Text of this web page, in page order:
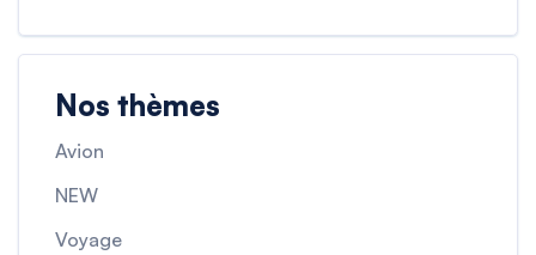
Nos thèmes
Avion
NEW
Voyage